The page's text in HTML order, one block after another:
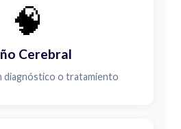
🧠
Cerebral
diagnóstico o tratamiento